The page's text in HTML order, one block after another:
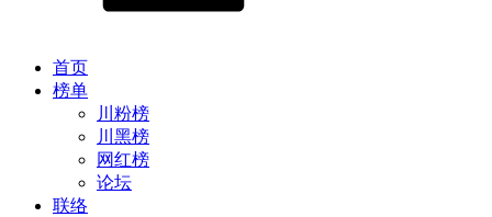
首页
榜单
川粉榜
川黑榜
网红榜
论坛
联络